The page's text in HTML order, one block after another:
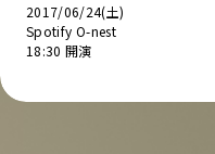
2017/06/24(土)
Spotify O-nest
18:30 開演